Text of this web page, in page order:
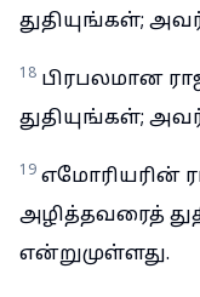
துதியுங்கள்;
18 பிரபலமான
துதியுங்கள்;
19 எமோரியரின்
அழித்தவரைத்
என்றுமுள்ளது.